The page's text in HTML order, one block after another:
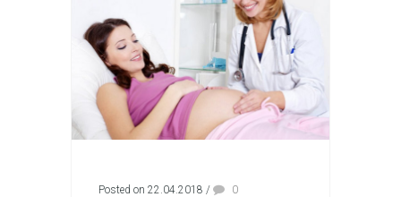
Posted on 22.04.2018 /
0